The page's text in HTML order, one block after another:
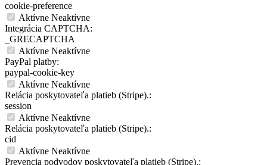
cookie-preference
Aktívne Neaktívne
Integrácia CAPTCHA:
_GRECAPTCHA
Aktívne Neaktívne
PayPal platby:
paypal-cookie-key
Aktívne Neaktívne
Relácia poskytovateľa platieb (Stripe).:
session
Aktívne Neaktívne
Relácia poskytovateľa platieb (Stripe).:
cid
Aktívne Neaktívne
Prevencia podvodov poskytovateľa platieb (Stripe).: